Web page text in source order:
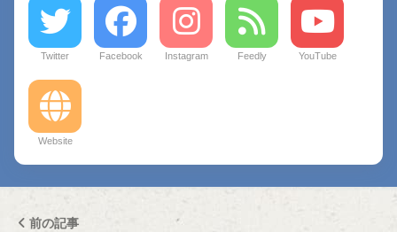
Twitter Facebook Instagram Feedly YouTube
Website
前の記事